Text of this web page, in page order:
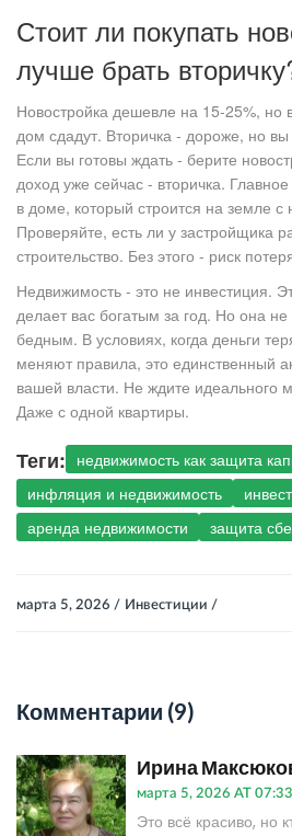
Стоит ли покупать
лучше брать
Новостройка дешевле на 15-25%, но
дом сдадут. Вторичка - дороже, но
Если вы готовы ждать - берите
доход уже сейчас - вторичка.
в доме, который строится на земле с
Проверяйте, есть ли у застройщика
строительство. Без этого - риск
Недвижимость - это не инвестиция.
делает вас богатым за год. Но она не
бедным. В условиях, когда деньги
меняют правила, это единственный
вашей власти. Не ждите идеального
Даже с одной квартиры.
Теги: недвижимость как защита
инфляция и недвижимость
аренда недвижимости
защита
марта 5, 2026 / Инвестиции /
Комментарии (9)
Ирина
марта 5, 2026 AT 07:33
Это всё красиво, но